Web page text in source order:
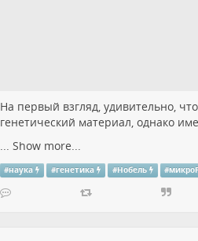
На первый взгляд, удивительно,
генетический материал, однако
... Show more...
#наука #генетика #Нобель #